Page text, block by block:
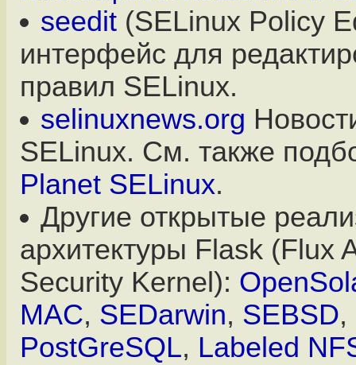
seedit (SELinux Policy
интерфейс для
правил SELinux.
selinuxnews.org
SELinux. См. также
Planet SELinux.
Другие открытые
архитектуры Flask (Flux
Security Kernel):
MAC, SEDarwin, SEBSD,
PostGreSQL, Labeled